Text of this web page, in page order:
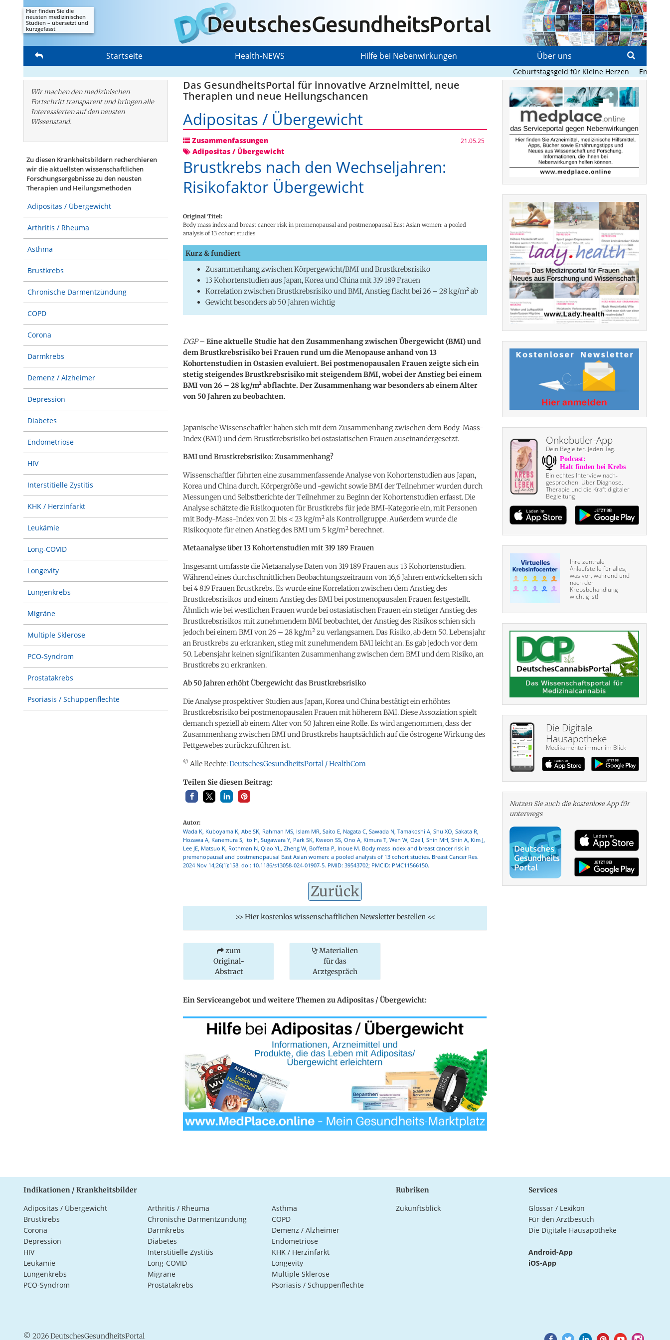
Hier finden Sie die
neusten medizinischen
Studien – übersetzt und
kurzgefasst
Startseite Health-NEWS Hilfe bei Nebenwirkungen Über uns
Geburtstagsgeld für Kleine Herzen Enge digitale
Wir machen den medizinischen
Fortschritt transparent und bringen alle
Interessierten auf den neusten
Wissenstand.
Zu diesen Krankheitsbildern recherchieren
wir die aktuellsten wissenschaftlichen
Forschungs­ergebnisse zu den neusten
Therapien und Heilungsmethoden
Adipositas / Übergewicht
Arthritis / Rheuma
Asthma
Brustkrebs
Chronische Darmentzündung
COPD
Corona
Darmkrebs
Demenz / Alzheimer
Depression
Diabetes
Endometriose
HIV
Interstitielle Zystitis
KHK / Herzinfarkt
Leukämie
Long-COVID
Longevity
Lungenkrebs
Migräne
Multiple Sklerose
PCO-Syndrom
Prostatakrebs
Psoriasis / Schuppenflechte
Das GesundheitsPortal für innovative Arzneimittel, neue
Therapien und neue Heilungschancen
Adipositas / Übergewicht
Zusammenfassungen 21.05.25
Adipositas / Übergewicht
Brustkrebs nach den Wechseljahren:
Risikofaktor Übergewicht
Original Titel:
Body mass index and breast cancer risk in premenopausal and postmenopausal East Asian women: a pooled
analysis of 13 cohort studies
Kurz & fundiert
Zusammenhang zwischen Körpergewicht/BMI und Brustkrebsrisiko
13 Kohortenstudien aus Japan, Korea und China mit 319 189 Frauen
Korrelation zwischen Brustkrebsrisiko und BMI, Anstieg flacht bei 26 – 28 kg/m² ab
Gewicht besonders ab 50 Jahren wichtig
DGP– Eine aktuelle Studie hat den Zusammenhang zwischen Übergewicht (BMI) und
dem Brustkrebsrisiko bei Frauen rund um die Menopause anhand von 13
Kohortenstudien in Ostasien evaluiert. Bei postmenopausalen Frauen zeigte sich ein
stetig steigendes Brustkrebsrisiko mit steigendem BMI, wobei der Anstieg bei einem
BMI von 26 – 28 kg/m² abflachte. Der Zusammenhang war besonders ab einem Alter
von 50 Jahren zu beobachten.
Japanische Wissenschaftler haben sich mit dem Zusammenhang zwischen dem Body-Mass-
Index (BMI) und dem Brustkrebsrisiko bei ostasiatischen Frauen auseinandergesetzt.
BMI und Brustkrebsrisiko: Zusammenhang?
Wissenschaftler führten eine zusammenfassende Analyse von Kohortenstudien aus Japan,
Korea und China durch. Körpergröße und -gewicht sowie BMI der Teilnehmer wurden durch
Messungen und Selbstberichte der Teilnehmer zu Beginn der Kohortenstudien erfasst. Die
Analyse schätzte die Risikoquoten für Brustkrebs für jede BMI-Kategorie ein, mit Personen
mit Body-Mass-Index von 21 bis < 23 kg/m2 als Kontrollgruppe. Außerdem wurde die
Risikoquote für einen Anstieg des BMI um 5 kg/m2 berechnet.
Metaanalyse über 13 Kohortenstudien mit 319 189 Frauen
Insgesamt umfasste die Metaanalyse Daten von 319 189 Frauen aus 13 Kohortenstudien.
Während eines durchschnittlichen Beobachtungszeitraum von 16,6 Jahren entwickelten sich
bei 4 819 Frauen Brustkrebs. Es wurde eine Korrelation zwischen dem Anstieg des
Brustkrebsrisikos und einem Anstieg des BMI bei postmenopausalen Frauen festgestellt.
Ähnlich wie bei westlichen Frauen wurde bei ostasiatischen Frauen ein stetiger Anstieg des
Brustkrebsrisikos mit zunehmendem BMI beobachtet, der Anstieg des Risikos schien sich
jedoch bei einem BMI von 26 – 28 kg/m2 zu verlangsamen. Das Risiko, ab dem 50. Lebensjahr
an Brustkrebs zu erkranken, stieg mit zunehmendem BMI leicht an. Es gab jedoch vor dem
50. Lebensjahr keinen signifikanten Zusammenhang zwischen dem BMI und dem Risiko, an
Brustkrebs zu erkranken.
Ab 50 Jahren erhöht Übergewicht das Brustkrebsrisiko
Die Analyse prospektiver Studien aus Japan, Korea und China bestätigt ein erhöhtes
Brustkrebsrisiko bei postmenopausalen Frauen mit höherem BMI. Diese Assoziation spielt
demanch speziell ab einem Alter von 50 Jahren eine Rolle. Es wird angenommen, dass der
Zusammenhang zwischen BMI und Brustkrebs hauptsächlich auf die östrogene Wirkung des
Fettgewebes zurückzuführen ist.
© Alle Rechte:DeutschesGesundheitsPortal / HealthCom
Teilen Sie diesen Beitrag:
Autor:
Wada K, Kuboyama K, Abe SK, Rahman MS, Islam MR, Saito E, Nagata C, Sawada N, Tamakoshi A, Shu XO, Sakata R,
Hozawa A, Kanemura S, Ito H, Sugawara Y, Park SK, Kweon SS, Ono A, Kimura T, Wen W, Oze I, Shin MH, Shin A, Kim J,
Lee JE, Matsuo K, Rothman N, Qiao YL, Zheng W, Boffetta P, Inoue M. Body mass index and breast cancer risk in
premenopausal and postmenopausal East Asian women: a pooled analysis of 13 cohort studies. Breast Cancer Res.
2024 Nov 14;26(1):158. doi: 10.1186/s13058-024-01907-5. PMID: 39543702; PMCID: PMC11566150.
Zurück
>> Hier kostenlos wissenschaftlichen Newsletter bestellen <<
zum
Original-
Abstract
Materialien
für das
Arztgespräch
Ein Serviceangebot und weitere Themen zu Adipositas / Übergewicht:
Onkobutler-App
Dein Begleiter. Jeden Tag.
Ein echtes Interview nach­
gesprochen. Über Diagnose,
Therapie und die Kraft digitaler
Begleitung
Ihre zentrale
Anlaufstelle für alles,
was vor, während und
nach der
Krebsbehandlung
wichtig ist!
Die Digitale
Hausapotheke
Medikamente immer im Blick
Nutzen Sie auch die kosten­lose App für
unterwegs
Indikationen / Krankheitsbilder
Adipositas / Übergewicht Arthritis / Rheuma
Asthma
Brustkrebs
Chronische Darmentzündung
COPD
Corona
Darmkrebs
Demenz / Alzheimer
Depression
Diabetes
Endometriose
HIV
Interstitielle Zystitis
KHK / Herzinfarkt
Leukämie
Long-COVID
Longevity
Lungenkrebs
Migräne
Multiple Sklerose
PCO-Syndrom
Prostatakrebs Psoriasis / Schuppenflechte
Rubriken
Zukunftsblick
Services
Glossar / Lexikon
Für den Arztbesuch
Die Digitale Hausapotheke
Android-App
iOS-App
© 2026 DeutschesGesundheitsPortal